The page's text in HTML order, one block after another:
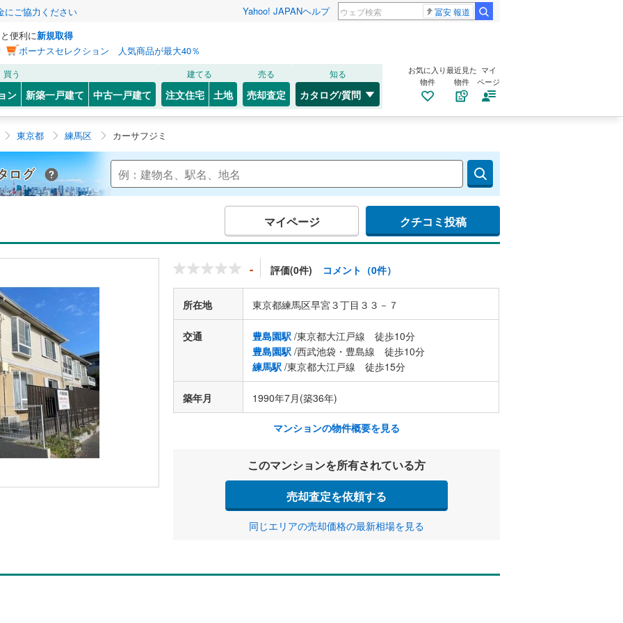
にご協力ください Yahoo! JAPANヘルプ 冨安 報道
便利に新規取得
ボーナスセレクション 人気商品が最大40％
買う
ン 新築一戸建て 中古一戸建て
建てる
注文住宅 土地
売る
売却査定
知る
カタログ/質問
お気に入り
物件
最近見た
物件
マイ
ページ
東京都 練馬区 カーサフジミ
Yahoo!不動産 マンションカタログ
マイページ クチコミ投稿
- 評価(0件) コメント（0件）
所在地 東京都練馬区早宮３丁目３３－７
交通 豊島園駅 /東京都大江戸線 徒歩10分
豊島園駅 /西武池袋・豊島線 徒歩10分
練馬駅 /東京都大江戸線 徒歩15分
築年月 1990年7月(築36年)
マンションの物件概要を見る
このマンションを所有されている方
売却査定を依頼する
同じエリアの売却価格の最新相場を見る